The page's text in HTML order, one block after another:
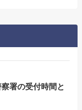
署の受付時間と